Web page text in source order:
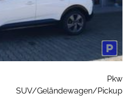
Pkw
SUV/Geländewagen/Pickup